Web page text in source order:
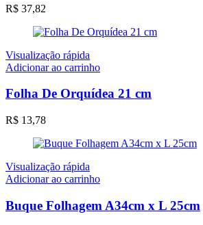
R$ 37,82
Visualização rápida
Adicionar ao carrinho
Folha De Orquídea 21 cm
R$ 13,78
Visualização rápida
Adicionar ao carrinho
Buque Folhagem A34cm x L 25cm